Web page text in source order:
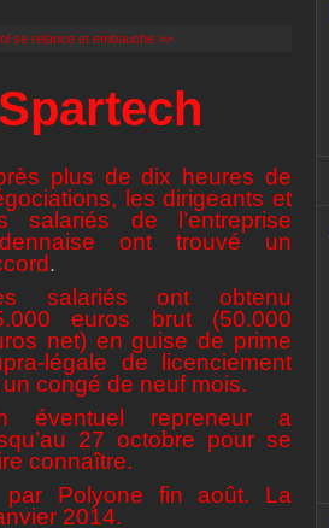
se relance et embauche >>
plus de dix heures de
les dirigeants et
salariés de l’entreprise
ont trouvé un
.
salariés ont obtenu
euros brut (50.000
net) en guise de prime
légale de licenciement
congé de neuf mois.
éventuel repreneur a
27 octobre pour se
connaître.
Polyone fin août. La
2014.